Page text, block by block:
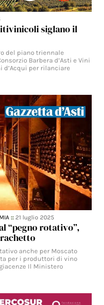
siglano il
del piano triennale
Barbera d’Asti e Vini
d’Acqui per rilanciare
::21 luglio 2025
“pegno rotativo”,
anche per Moscato
per i produttori di vino
Il Ministero